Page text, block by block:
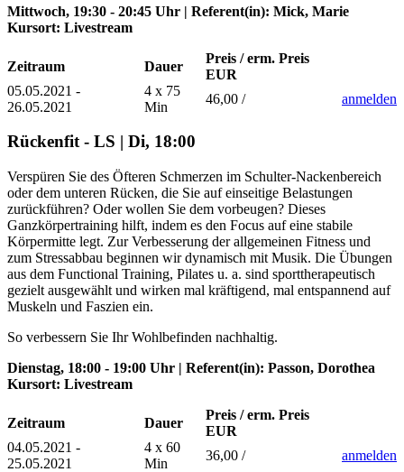
Mittwoch, 19:30 - 20:45 Uhr | Referent(in): Mick, Marie
Kursort: Livestream
Zeitraum Dauer
Preis / erm. Preis
EUR
05.05.2021 -
26.05.2021
4 x 75
Min
46,00 / anmelden
Rückenfit - LS | Di, 18:00
Verspüren Sie des Öfteren Schmerzen im Schulter-Nackenbereich
oder dem unteren Rücken, die Sie auf einseitige Belastungen
zurückführen? Oder wollen Sie dem vorbeugen? Dieses
Ganzkörpertraining hilft, indem es den Focus auf eine stabile
Körpermitte legt. Zur Verbesserung der allgemeinen Fitness und
zum Stressabbau beginnen wir dynamisch mit Musik. Die Übungen
aus dem Functional Training, Pilates u. a. sind sporttherapeutisch
gezielt ausgewählt und wirken mal kräftigend, mal entspannend auf
Muskeln und Faszien ein.
So verbessern Sie Ihr Wohlbefinden nachhaltig.
Dienstag, 18:00 - 19:00 Uhr | Referent(in): Passon, Dorothea
Kursort: Livestream
Zeitraum Dauer
Preis / erm. Preis
EUR
04.05.2021 -
25.05.2021
4 x 60
Min
36,00 / anmelden